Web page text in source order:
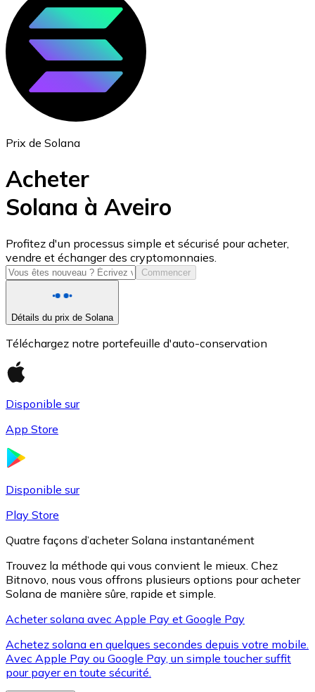
ETH
USD Coin
USDC
XRP
XRP
Prix de Solana
Acheter
Solana à Aveiro
Profitez d'un processus simple et sécurisé pour acheter,
vendre et échanger des cryptomonnaies.
Commencer
Détails du prix de Solana
Téléchargez notre portefeuille d'auto-conservation
Disponible sur
App Store
Disponible sur
Play Store
Quatre façons d’acheter Solana instantanément
Trouvez la méthode qui vous convient le mieux. Chez
Bitnovo, nous vous offrons plusieurs options pour acheter
Solana de manière sûre, rapide et simple.
Acheter solana avec Apple Pay et Google Pay
Achetez solana en quelques secondes depuis votre mobile.
Avec Apple Pay ou Google Pay, un simple toucher suffit
pour payer en toute sécurité.